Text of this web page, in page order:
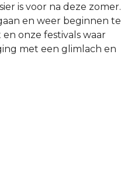
is voor na deze zomer.
en weer beginnen te
onze festivals waar
met een glimlach en